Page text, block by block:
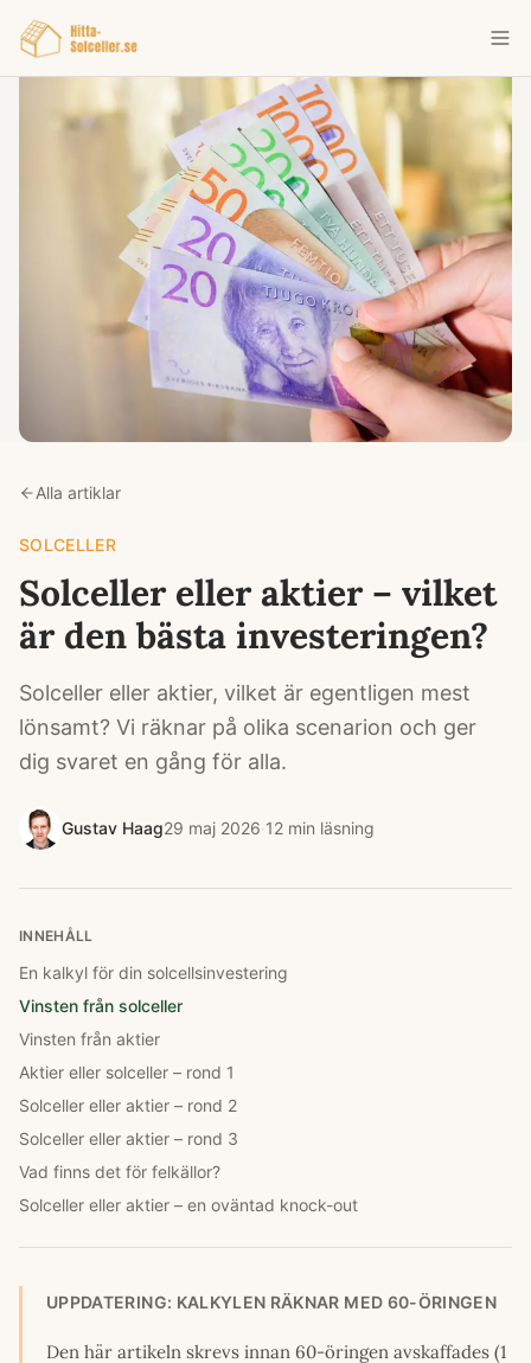
Alla artiklar
SOLCELLER
Solceller eller aktier – vilket
är den bästa investeringen?
Solceller eller aktier, vilket är egentligen mest
lönsamt? Vi räknar på olika scenarion och ger
dig svaret en gång för alla.
Gustav Haag29 maj 2026·12 min läsning
INNEHÅLL
En kalkyl för din solcellsinvestering
Vinsten från solceller
Vinsten från aktier
Aktier eller solceller – rond 1
Solceller eller aktier – rond 2
Solceller eller aktier – rond 3
Vad finns det för felkällor?
Solceller eller aktier – en oväntad knock-out
UPPDATERING: KALKYLEN RÄKNAR MED 60-ÖRINGEN
Den här artikeln skrevs innan 60-öringen avskaffades (1